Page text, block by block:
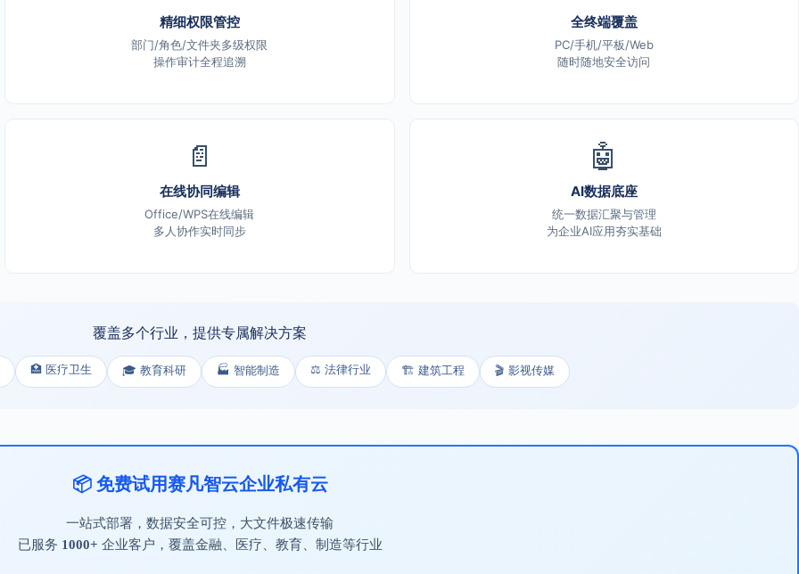
精细权限管控
部门/角色/文件夹多级权限
操作审计全程追溯
全终端覆盖
PC/手机/平板/Web
随时随地安全访问
📄
在线协同编辑
Office/WPS在线编辑
多人协作实时同步
🤖
AI数据底座
统一数据汇聚与管理
为企业AI应用夯实基础
覆盖多个行业，提供专属解决方案
🏥 医疗卫生 🎓 教育科研 🏭 智能制造 ⚖️ 法律行业 🏗️ 建筑工程 🎬 影视传媒
📦 免费试用赛凡智云企业私有云
一站式部署，数据安全可控，大文件极速传输
已服务 1000+ 企业客户，覆盖金融、医疗、教育、制造等行业